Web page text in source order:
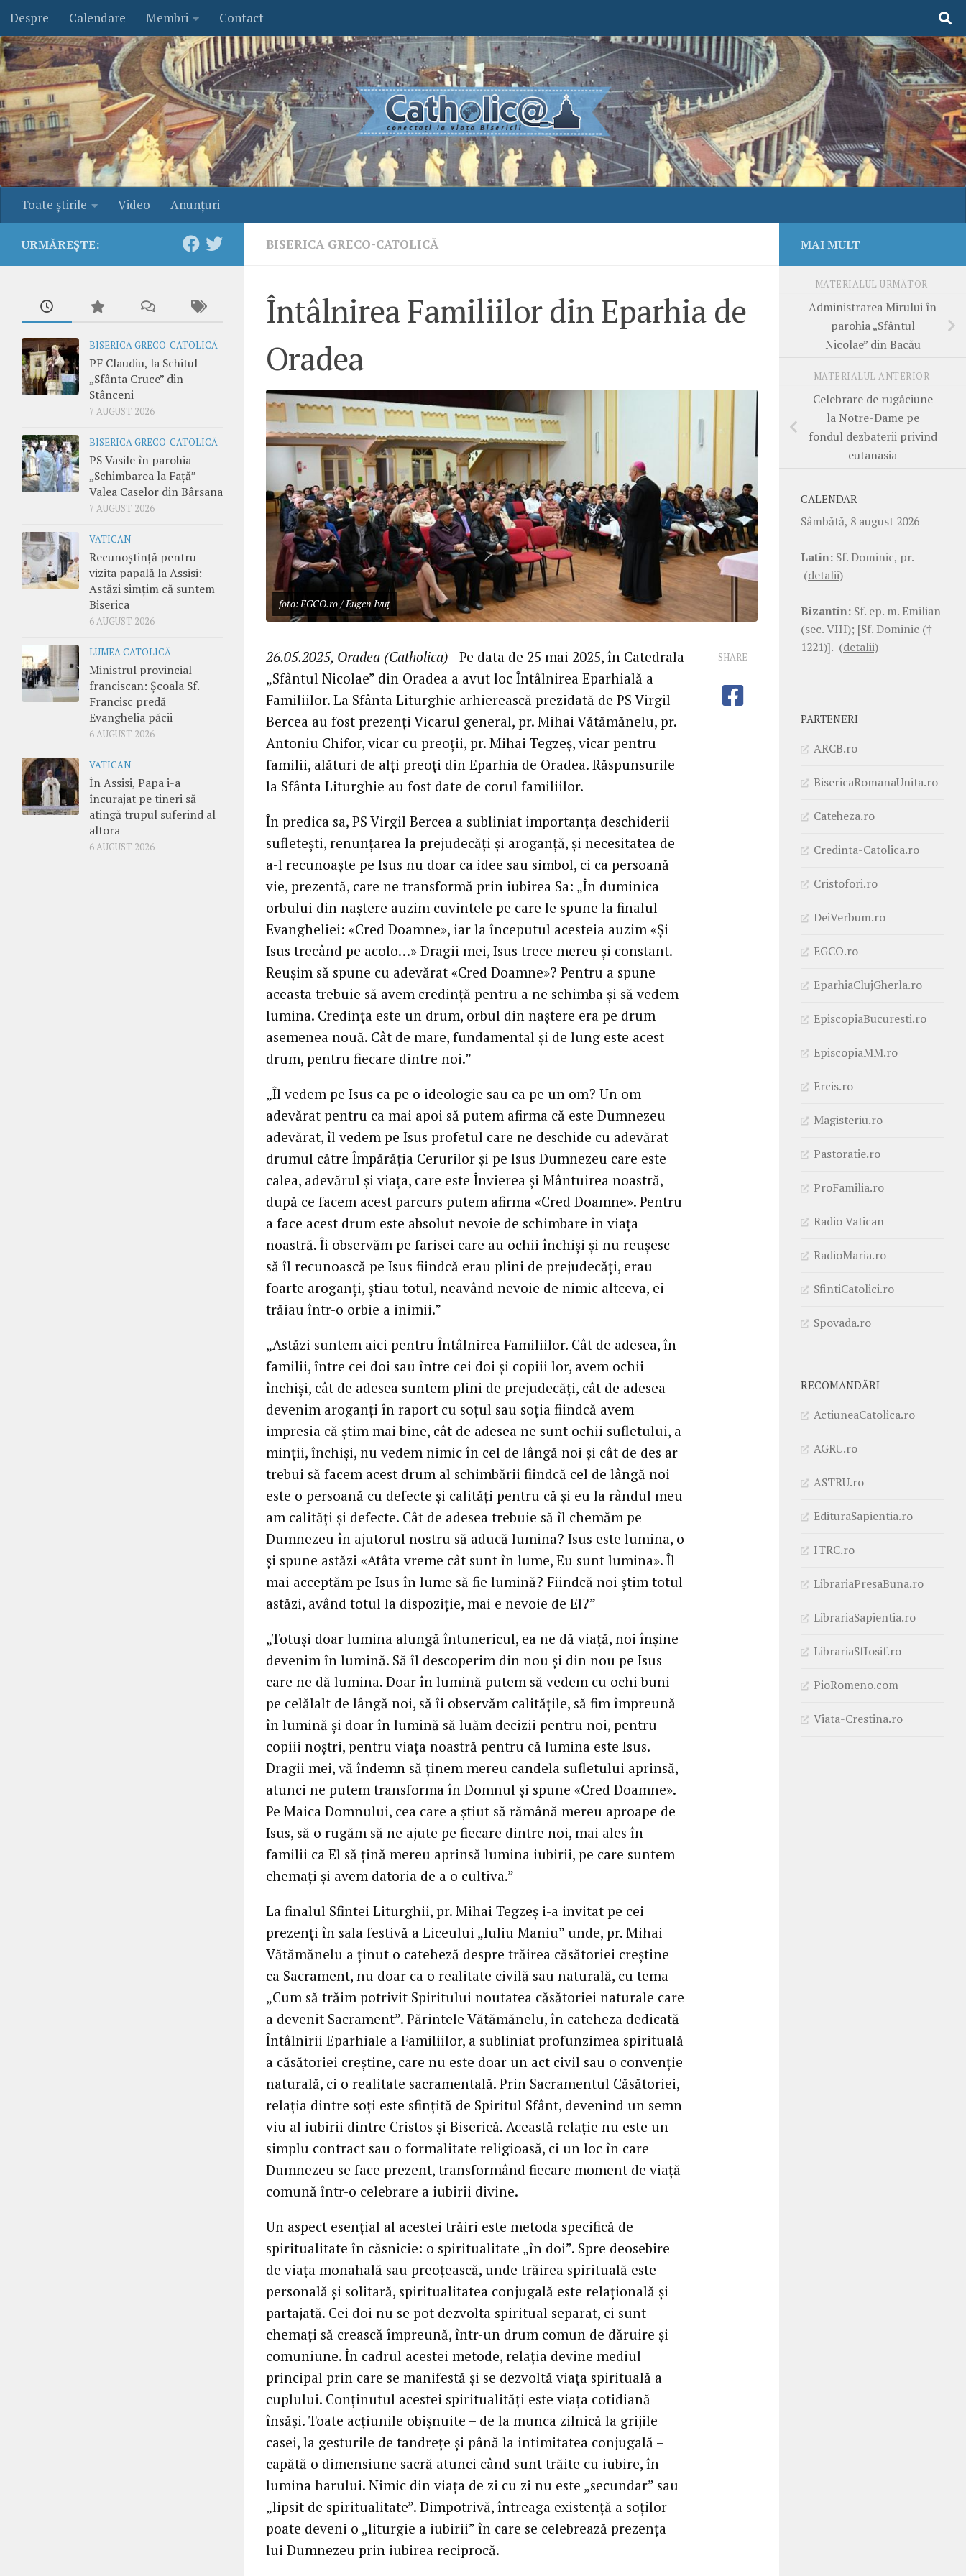
Skip to content
Despre Calendare Membri Contact
Toate ştirile Video Anunţuri
BISERICA GRECO-CATOLICĂ
Întâlnirea Familiilor din Eparhia de
Oradea
foto: EGCO.ro / Eugen Ivuț
26.05.2025, Oradea (Catholica) - Pe data de 25 mai 2025, în Catedrala
„Sfântul Nicolae” din Oradea a avut loc Întâlnirea Eparhială a
Familiilor. La Sfânta Liturghie arhierească prezidată de PS Virgil
Bercea au fost prezenți Vicarul general, pr. Mihai Vătămănelu, pr.
Antoniu Chifor, vicar cu preoții, pr. Mihai Tegzeș, vicar pentru
familii, alături de alți preoți din Eparhia de Oradea. Răspunsurile
la Sfânta Liturghie au fost date de corul familiilor.
În predica sa, PS Virgil Bercea a subliniat importanța deschiderii
sufletești, renunțarea la prejudecăți și aroganță, și necesitatea de
a-l recunoaște pe Isus nu doar ca idee sau simbol, ci ca persoană
vie, prezentă, care ne transformă prin iubirea Sa: „În duminica
orbului din naștere auzim cuvintele pe care le spune la finalul
Evangheliei: «Cred Doamne», iar la începutul acesteia auzim «Și
Isus trecând pe acolo…» Dragii mei, Isus trece mereu și constant.
Reușim să spune cu adevărat «Cred Doamne»? Pentru a spune
aceasta trebuie să avem credință pentru a ne schimba și să vedem
lumina. Credința este un drum, orbul din naștere era pe drum
asemenea nouă. Cât de mare, fundamental și de lung este acest
drum, pentru fiecare dintre noi.”
„Îl vedem pe Isus ca pe o ideologie sau ca pe un om? Un om
adevărat pentru ca mai apoi să putem afirma că este Dumnezeu
adevărat, îl vedem pe Isus profetul care ne deschide cu adevărat
drumul către Împărăția Cerurilor și pe Isus Dumnezeu care este
calea, adevărul și viața, care este Învierea și Mântuirea noastră,
după ce facem acest parcurs putem afirma «Cred Doamne». Pentru
a face acest drum este absolut nevoie de schimbare în viața
noastră. Îi observăm pe farisei care au ochii închiși și nu reușesc
să îl recunoască pe Isus fiindcă erau plini de prejudecăți, erau
foarte aroganți, știau totul, neavând nevoie de nimic altceva, ei
trăiau într-o orbie a inimii.”
„Astăzi suntem aici pentru Întâlnirea Familiilor. Cât de adesea, în
familii, între cei doi sau între cei doi și copiii lor, avem ochii
închiși, cât de adesea suntem plini de prejudecăți, cât de adesea
devenim aroganți în raport cu soțul sau soția fiindcă avem
impresia că știm mai bine, cât de adesea ne sunt ochii sufletului, a
minții, închiși, nu vedem nimic în cel de lângă noi și cât de des ar
trebui să facem acest drum al schimbării fiindcă cel de lângă noi
este o persoană cu defecte și calități pentru că și eu la rândul meu
am calități și defecte. Cât de adesea trebuie să îl chemăm pe
Dumnezeu în ajutorul nostru să aducă lumina? Isus este lumina, o
și spune astăzi «Atâta vreme cât sunt în lume, Eu sunt lumina». Îl
mai acceptăm pe Isus în lume să fie lumină? Fiindcă noi știm totul
astăzi, având totul la dispoziție, mai e nevoie de El?”
„Totuși doar lumina alungă întunericul, ea ne dă viață, noi înșine
devenim în lumină. Să îl descoperim din nou și din nou pe Isus
care ne dă lumina. Doar în lumină putem să vedem cu ochi buni
pe celălalt de lângă noi, să îi observăm calitățile, să fim împreună
în lumină și doar în lumină să luăm decizii pentru noi, pentru
copiii noștri, pentru viața noastră pentru că lumina este Isus.
Dragii mei, vă îndemn să ținem mereu candela sufletului aprinsă,
atunci ne putem transforma în Domnul și spune «Cred Doamne».
Pe Maica Domnului, cea care a știut să rămână mereu aproape de
Isus, să o rugăm să ne ajute pe fiecare dintre noi, mai ales în
familii ca El să țină mereu aprinsă lumina iubirii, pe care suntem
chemați și avem datoria de a o cultiva.”
La finalul Sfintei Liturghii, pr. Mihai Tegzeș i-a invitat pe cei
prezenți în sala festivă a Liceului „Iuliu Maniu” unde, pr. Mihai
Vătămănelu a ținut o cateheză despre trăirea căsătoriei creștine
ca Sacrament, nu doar ca o realitate civilă sau naturală, cu tema
„Cum să trăim potrivit Spiritului noutatea căsătoriei naturale care
a devenit Sacrament”. Părintele Vătămănelu, în cateheza dedicată
Întâlnirii Eparhiale a Familiilor, a subliniat profunzimea spirituală
a căsătoriei creștine, care nu este doar un act civil sau o convenție
naturală, ci o realitate sacramentală. Prin Sacramentul Căsătoriei,
relația dintre soți este sfințită de Spiritul Sfânt, devenind un semn
viu al iubirii dintre Cristos și Biserică. Această relație nu este un
simplu contract sau o formalitate religioasă, ci un loc în care
Dumnezeu se face prezent, transformând fiecare moment de viață
comună într-o celebrare a iubirii divine.
Un aspect esențial al acestei trăiri este metoda specifică de
spiritualitate în căsnicie: o spiritualitate „în doi”. Spre deosebire
de viața monahală sau preoțească, unde trăirea spirituală este
personală și solitară, spiritualitatea conjugală este relațională și
partajată. Cei doi nu se pot dezvolta spiritual separat, ci sunt
chemați să crească împreună, într-un drum comun de dăruire și
comuniune. În cadrul acestei metode, relația devine mediul
principal prin care se manifestă și se dezvoltă viața spirituală a
cuplului. Conținutul acestei spiritualități este viața cotidiană
însăși. Toate acțiunile obișnuite – de la munca zilnică la grijile
casei, la gesturile de tandrețe și până la intimitatea conjugală –
capătă o dimensiune sacră atunci când sunt trăite cu iubire, în
lumina harului. Nimic din viața de zi cu zi nu este „secundar” sau
„lipsit de spiritualitate”. Dimpotrivă, întreaga existență a soților
poate deveni o „liturgie a iubirii” în care se celebrează prezența
lui Dumnezeu prin iubirea reciprocă.
SHARE
URMĂREȘTE:
BISERICA GRECO-CATOLICĂ
PF Claudiu, la Schitul
„Sfânta Cruce” din
Stânceni
7 AUGUST 2026
BISERICA GRECO-CATOLICĂ
PS Vasile în parohia
„Schimbarea la Față” –
Valea Caselor din Bârsana
7 AUGUST 2026
VATICAN
Recunoștință pentru
vizita papală la Assisi:
Astăzi simțim că suntem
Biserica
6 AUGUST 2026
LUMEA CATOLICĂ
Ministrul provincial
franciscan: Școala Sf.
Francisc predă
Evanghelia păcii
6 AUGUST 2026
VATICAN
În Assisi, Papa i-a
încurajat pe tineri să
atingă trupul suferind al
altora
6 AUGUST 2026
MAI MULT
MATERIALUL URMĂTOR
Administrarea Mirului în
parohia „Sfântul
Nicolae” din Bacău
MATERIALUL ANTERIOR
Celebrare de rugăciune
la Notre-Dame pe
fondul dezbaterii privind
eutanasia
CALENDAR
Sâmbătă, 8 august 2026
Latin: Sf. Dominic, pr.
(detalii)
Bizantin: Sf. ep. m. Emilian
(sec. VIII); [Sf. Dominic (†
1221)]. (detalii)
PARTENERI
ARCB.ro
BisericaRomanaUnita.ro
Cateheza.ro
Credinta-Catolica.ro
Cristofori.ro
DeiVerbum.ro
EGCO.ro
EparhiaClujGherla.ro
EpiscopiaBucuresti.ro
EpiscopiaMM.ro
Ercis.ro
Magisteriu.ro
Pastoratie.ro
ProFamilia.ro
Radio Vatican
RadioMaria.ro
SfintiCatolici.ro
Spovada.ro
RECOMANDĂRI
ActiuneaCatolica.ro
AGRU.ro
ASTRU.ro
EdituraSapientia.ro
ITRC.ro
LibrariaPresaBuna.ro
LibrariaSapientia.ro
LibrariaSfIosif.ro
PioRomeno.com
Viata-Crestina.ro